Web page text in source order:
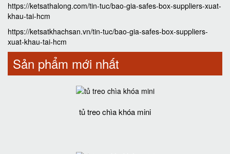
https://ketsathalong.com/tin-tuc/bao-gia-safes-box-suppliers-xuat-
khau-tai-hcm
https://ketsatkhachsan.vn/tin-tuc/bao-gia-safes-box-suppliers-
xuat-khau-tai-hcm
Sản phẩm mới nhất
tủ treo chìa khóa mini